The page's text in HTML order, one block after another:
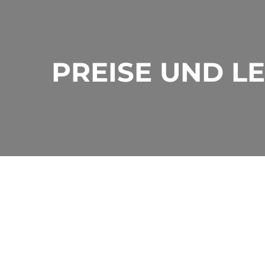
PREISE UND